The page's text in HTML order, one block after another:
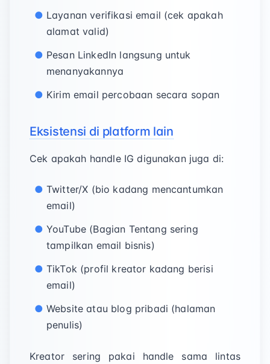
Layanan verifikasi email (cek apakah
alamat valid)
Pesan LinkedIn langsung untuk
menanyakannya
Kirim email percobaan secara sopan
Eksistensi di platform lain
Cek apakah handle IG digunakan juga di:
Twitter/X (bio kadang mencantumkan
email)
YouTube (Bagian Tentang sering
tampilkan email bisnis)
TikTok (profil kreator kadang berisi
email)
Website atau blog pribadi (halaman
penulis)
Kreator sering pakai handle sama lintas